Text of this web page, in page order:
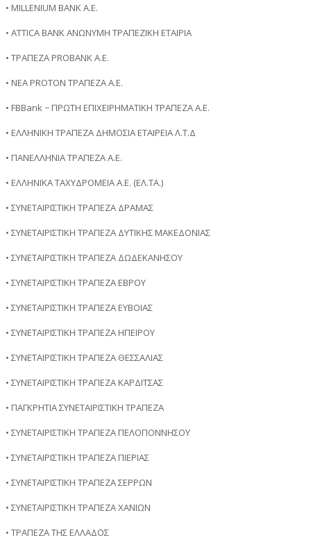
• MILLENIUM BANK Α.Ε.
• ATTICA BANK ΑΝΩΝΥΜΗ ΤΡΑΠΕΖΙΚΗ ΕΤΑΙΡΙΑ
• ΤΡΑΠΕΖΑ PROBANΚ Α.Ε.
• ΝΕΑ PROTON ΤΡΑΠΕΖΑ Α.Ε.
• FBBank − ΠΡΩΤΗ ΕΠΙΧΕΙΡΗΜΑΤΙΚΗ ΤΡΑΠΕΖΑ Α.Ε.
• ΕΛΛΗΝΙΚΗ ΤΡΑΠΕΖΑ ΔΗΜΟΣΙΑ ΕΤΑΙΡΕΙΑ Λ.Τ.Δ
• ΠΑΝΕΛΛΗΝΙΑ ΤΡΑΠΕΖΑ Α.Ε.
• ΕΛΛΗΝΙΚΑ ΤΑΧΥΔΡΟΜΕΙΑ Α.Ε. (ΕΛ.ΤΑ.)
• ΣΥΝΕΤΑΙΡΙΣΤΙΚΗ ΤΡΑΠΕΖΑ ΔΡΑΜΑΣ
• ΣΥΝΕΤΑΙΡΙΣΤΙΚΗ ΤΡΑΠΕΖΑ ΔΥΤΙΚΗΣ ΜΑΚΕΔΟΝΙΑΣ
• ΣΥΝΕΤΑΙΡΙΣΤΙΚΗ ΤΡΑΠΕΖΑ ΔΩΔΕΚΑΝΗΣΟΥ
• ΣΥΝΕΤΑΙΡΙΣΤΙΚΗ ΤΡΑΠΕΖΑ ΕΒΡΟΥ
• ΣΥΝΕΤΑΙΡΙΣΤΙΚΗ ΤΡΑΠΕΖΑ ΕΥΒΟΙΑΣ
• ΣΥΝΕΤΑΙΡΙΣΤΙΚΗ ΤΡΑΠΕΖΑ ΗΠΕΙΡΟΥ
• ΣΥΝΕΤΑΙΡΙΣΤΙΚΗ ΤΡΑΠΕΖΑ ΘΕΣΣΑΛΙΑΣ
• ΣΥΝΕΤΑΙΡΙΣΤΙΚΗ ΤΡΑΠΕΖΑ ΚΑΡΔΙΤΣΑΣ
• ΠΑΓΚΡΗΤΙΑ ΣΥΝΕΤΑΙΡΙΣΤΙΚΗ ΤΡΑΠΕΖΑ
• ΣΥΝΕΤΑΙΡΙΣΤΙΚΗ ΤΡΑΠΕΖΑ ΠΕΛΟΠΟΝΝΗΣΟΥ
• ΣΥΝΕΤΑΙΡΙΣΤΙΚΗ ΤΡΑΠΕΖΑ ΠΙΕΡΙΑΣ
• ΣΥΝΕΤΑΙΡΙΣΤΙΚΗ ΤΡΑΠΕΖΑ ΣΕΡΡΩΝ
• ΣΥΝΕΤΑΙΡΙΣΤΙΚΗ ΤΡΑΠΕΖΑ ΧΑΝΙΩΝ
• ΤΡΑΠΕΖΑ ΤΗΣ ΕΛΛΑΔΟΣ